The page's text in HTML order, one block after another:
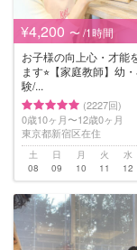
¥4,200 〜 /1時間
お子様の向上心・才能
ます⭐︎【家庭教師】幼
験/...
(2227回)
0歳10ヶ月〜12歳0ヶ月
東京都新宿区在住
土
08
日
09
月
10
火
11
水
12